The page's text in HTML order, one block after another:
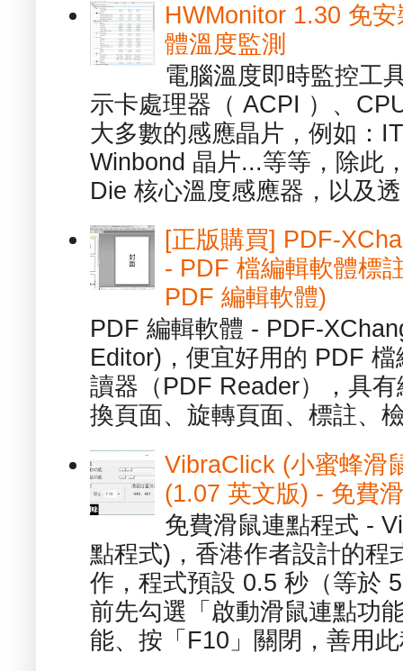
HWMonitor 1.30 免
體溫度監測
電腦溫度即時監控工
示卡處理器（ ACPI ）、
大多數的感應晶片，例如：
Winbond 晶片...等等，除此
Die 核心溫度感應器，以及
[正版購買] PDF-
- PDF 檔編輯軟體標
PDF 編輯軟體)
PDF 編輯軟體 - PDF-
Editor)，便宜好用的 PDF
讀器（PDF Reader），具
換頁面、旋轉頁面、標註、
VibraClick (小蜜蜂滑
(1.07 英文版) - 免費
免費滑鼠連點程式 -
點程式)，香港作者設計的程
作，程式預設 0.5 秒（等於
前先勾選「啟動滑鼠連點功
能、按「F10」關閉，善用